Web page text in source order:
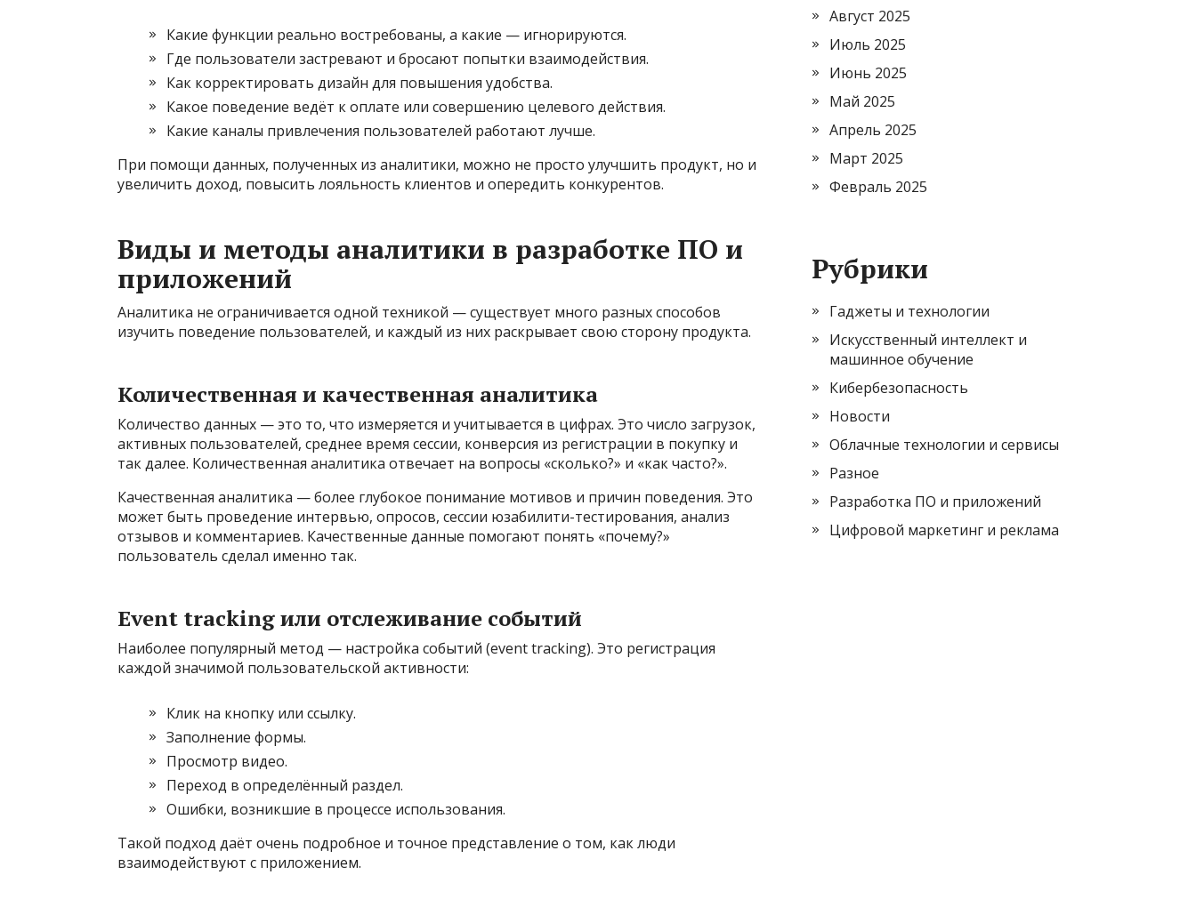
Какие функции реально востребованы, а какие — игнорируются.
Где пользователи застревают и бросают попытки взаимодействия.
Как корректировать дизайн для повышения удобства.
Какое поведение ведёт к оплате или совершению целевого действия.
Какие каналы привлечения пользователей работают лучше.
При помощи данных, полученных из аналитики, можно не просто улучшить продукт, но и
увеличить доход, повысить лояльность клиентов и опередить конкурентов.
Виды и методы аналитики в разработке ПО и
приложений
Аналитика не ограничивается одной техникой — существует много разных способов
изучить поведение пользователей, и каждый из них раскрывает свою сторону продукта.
Количественная и качественная аналитика
Количество данных — это то, что измеряется и учитывается в цифрах. Это число загрузок,
активных пользователей, среднее время сессии, конверсия из регистрации в покупку и
так далее. Количественная аналитика отвечает на вопросы «сколько?» и «как часто?».
Качественная аналитика — более глубокое понимание мотивов и причин поведения. Это
может быть проведение интервью, опросов, сессии юзабилити-тестирования, анализ
отзывов и комментариев. Качественные данные помогают понять «почему?»
пользователь сделал именно так.
Event tracking или отслеживание событий
Наиболее популярный метод — настройка событий (event tracking). Это регистрация
каждой значимой пользовательской активности:
Клик на кнопку или ссылку.
Заполнение формы.
Просмотр видео.
Переход в определённый раздел.
Ошибки, возникшие в процессе использования.
Такой подход даёт очень подробное и точное представление о том, как люди
взаимодействуют с приложением.
Август 2025
Июль 2025
Июнь 2025
Май 2025
Апрель 2025
Март 2025
Февраль 2025
Рубрики
Гаджеты и технологии
Искусственный интеллект и
машинное обучение
Кибербезопасность
Новости
Облачные технологии и сервисы
Разное
Разработка ПО и приложений
Цифровой маркетинг и реклама